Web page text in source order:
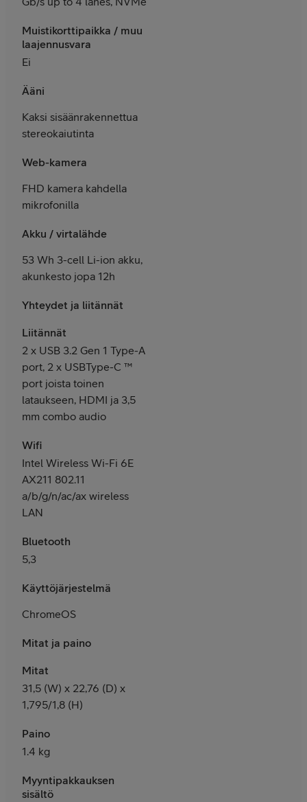
Muistikorttipaikka / muu
laajennusvara
Ei
Ääni
Kaksi sisäänrakennettua
stereokaiutinta
Web-kamera
FHD kamera kahdella
mikrofonilla
Akku / virtalähde
53 Wh 3-cell Li-ion akku,
akunkesto jopa 12h
Yhteydet ja liitännät
Liitännät
2 x USB 3.2 Gen 1 Type-A
port, 2 x USBType-C ™
port joista toinen
lataukseen, HDMI ja 3,5
mm combo audio
Wifi
Intel Wireless Wi-Fi 6E
AX211 802.11
a/b/g/n/ac/ax wireless
LAN
Bluetooth
5,3
Käyttöjärjestelmä
ChromeOS
Mitat ja paino
Mitat
31,5 (W) x 22,76 (D) x
1,795/1,8 (H)
Paino
1.4 kg
Myyntipakkauksen
sisältö